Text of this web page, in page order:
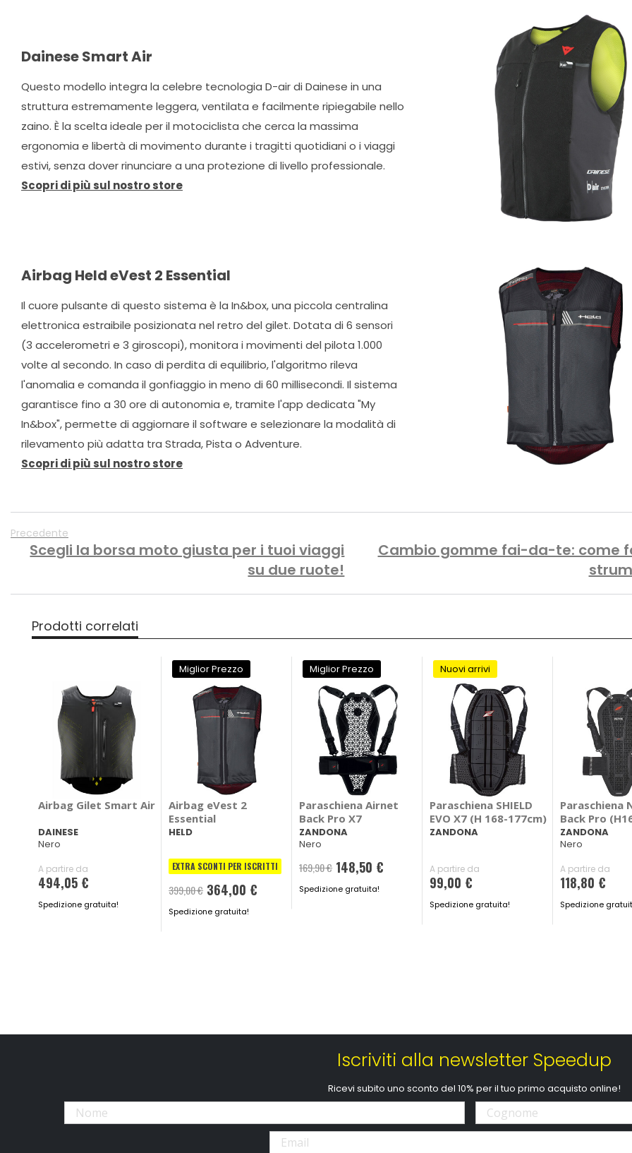
Dainese Smart Air
Questo modello integra la celebre tecnologia D-air di Dainese in una
struttura estremamente leggera, ventilata e facilmente ripiegabile nello
zaino. È la scelta ideale per il motociclista che cerca la massima
ergonomia e libertà di movimento durante i tragitti quotidiani o i viaggi
estivi, senza dover rinunciare a una protezione di livello professionale.
Scopri di più sul nostro store
Airbag Held eVest 2 Essential
Il cuore pulsante di questo sistema è la In&box, una piccola centralina
elettronica estraibile posizionata nel retro del gilet. Dotata di 6 sensori
(3 accelerometri e 3 giroscopi), monitora i movimenti del pilota 1.000
volte al secondo. In caso di perdita di equilibrio, l'algoritmo rileva
l'anomalia e comanda il gonfiaggio in meno di 60 millisecondi. Il sistema
garantisce fino a 30 ore di autonomia e, tramite l'app dedicata "My
In&box", permette di aggiornare il software e selezionare la modalità di
rilevamento più adatta tra Strada, Pista o Adventure.
Scopri di più sul nostro store
Precedente
Scegli la borsa moto giusta per i tuoi viaggi
su due ruote!
Cambio gomme fai-da-te: come
Prodotti correlati
Airbag Gilet Smart Air
DAINESE
Nero
A partire da
494,05 €
Spedizione gratuita!
Miglior Prezzo
Airbag eVest 2
Essential
HELD
EXTRA SCONTI PER ISCRITTI
399,00 € 364,00 €
Spedizione gratuita!
Miglior Prezzo
Paraschiena Airnet
Back Pro X7
ZANDONA
Nero
169,90 € 148,50 €
Spedizione gratuita!
Nuovi arrivi
Paraschiena SHIELD
EVO X7 (H 168-177cm)
ZANDONA
A partire da
99,00 €
Spedizione gratuita!
Paraschiena
Back Pro
177cm)
ZANDONA
Nero
A partire da
118,80 €
Spedizione
Iscriviti alla newsletter Speedup
Ricevi subito uno sconto del 10% per il tuo primo acquisto online!